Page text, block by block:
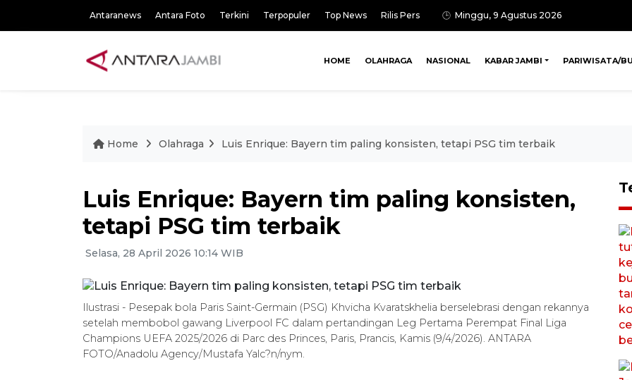
Antaranews Antara Foto Terkini Terpopuler Top News Rilis Pers Minggu, 9 Agustus 2026
HOME OLAHRAGA NASIONAL KABAR JAMBI PARIWISATA/
Home Olahraga Luis Enrique: Bayern tim paling konsisten, tetapi PSG tim terbaik
Luis Enrique: Bayern tim paling konsisten,
tetapi PSG tim terbaik
Selasa, 28 April 2026 10:14 WIB
Ilustrasi - Pesepak bola Paris Saint-Germain (PSG) Khvicha Kvaratskhelia berselebrasi dengan rekannya
setelah membobol gawang Liverpool FC dalam pertandingan Leg Pertama Perempat Final Liga
Champions UEFA 2025/2026 di Parc des Princes, Paris, Prancis, Kamis (9/4/2026). ANTARA
FOTO/Anadolu Agency/Mustafa Yalc?n/nym.